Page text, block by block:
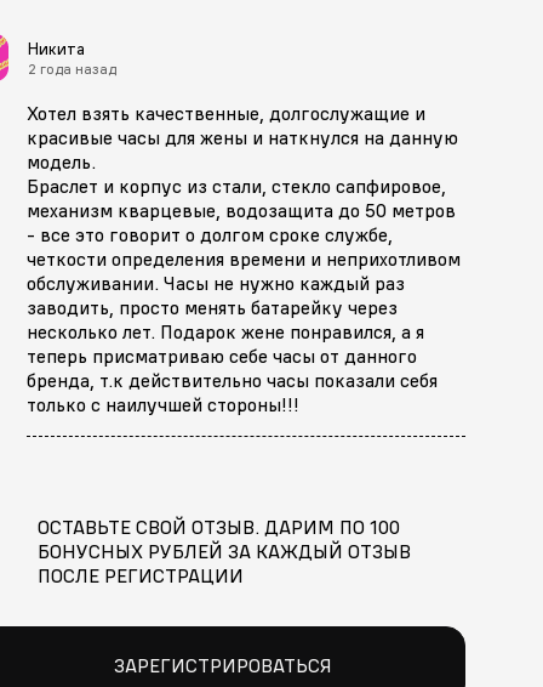
Никита
2 года назад
Хотел взять качественные, долгослужащие и
красивые часы для жены и наткнулся на данную
модель.
Браслет и корпус из стали, стекло сапфировое,
механизм кварцевые, водозащита до 50 метров
- все это говорит о долгом сроке службе,
четкости определения времени и неприхотливом
обслуживании. Часы не нужно каждый раз
заводить, просто менять батарейку через
несколько лет. Подарок жене понравился, а я
теперь присматриваю себе часы от данного
бренда, т.к действительно часы показали себя
только с наилучшей стороны!!!
ОСТАВЬТЕ СВОЙ ОТЗЫВ. ДАРИМ ПО 100
БОНУСНЫХ РУБЛЕЙ ЗА КАЖДЫЙ ОТЗЫВ
ПОСЛЕ РЕГИСТРАЦИИ
ЗАРЕГИСТРИРОВАТЬСЯ